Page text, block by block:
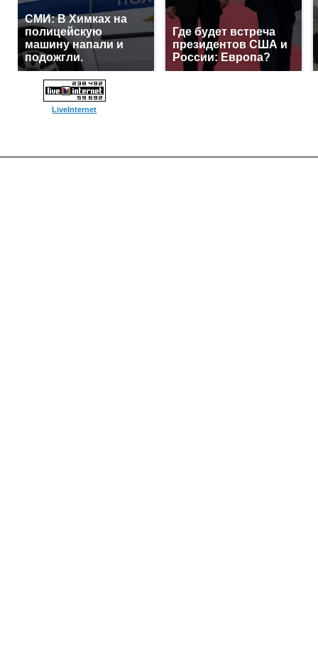
СМИ: В Химках на
полицейскую
машину напали и
подожгли.
Где будет встреча
президентов США и
России: Европа?
LiveInternet